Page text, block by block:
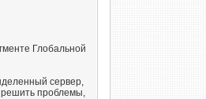
Глобальной
сервер,
решить проблемы,